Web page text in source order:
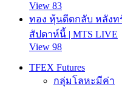
View 83
ทอง หุ้นดีดกลับ หลัง
สัปดาห์นี้ | MTS LIVE
View 98
TFEX Futures
กลุ่มโลหะมีค่า